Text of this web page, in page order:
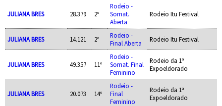
JULIANA BRES 28.379 2º
Rodeio -
Somat.
Aberta
Rodeio Itu Festival
JULIANA BRES 14.121 2º
Rodeio -
Final Aberta
Rodeio Itu Festival
JULIANA BRES 49.357 11º
Rodeio -
Somat. Final
Feminino
Rodeio da 1ª
Expoeldorado
JULIANA BRES 20.073 14º
Rodeio -
Final
Feminino
Rodeio da 1ª
Expoeldorado